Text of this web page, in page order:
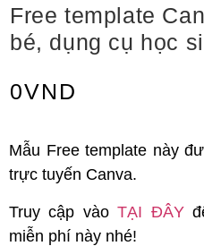
Free template
bé, dụng cụ học
0VND
Mẫu Free template này
trực tuyến Canva.
Truy cập vàoTẠI ĐÂY
miễn phí này nhé!